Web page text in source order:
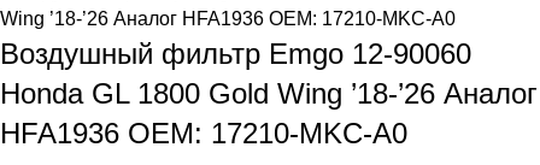
Wing ’18-’26 Аналог HFA1936 OEM: 17210-MKC-A0
Воздушный фильтр Emgo 12-90060
Honda GL 1800 Gold Wing ’18-’26 Аналог
HFA1936 OEM: 17210-MKC-A0